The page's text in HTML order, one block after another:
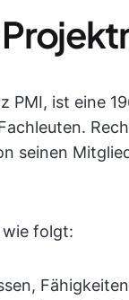
PMI, ist eine
seinen
wie folgt: